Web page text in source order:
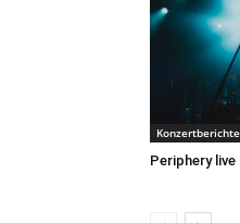
Konzertberichte
Periphery